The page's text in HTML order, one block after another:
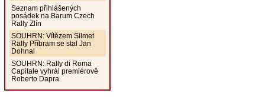
Seznam přihlášených
posádek na Barum Czech
Rally Zlín
SOUHRN: Vítězem Silmet
Rally Příbram se stal Jan
Dohnal
SOUHRN: Rally di Roma
Capitale vyhrál premiérově
Roberto Dapra